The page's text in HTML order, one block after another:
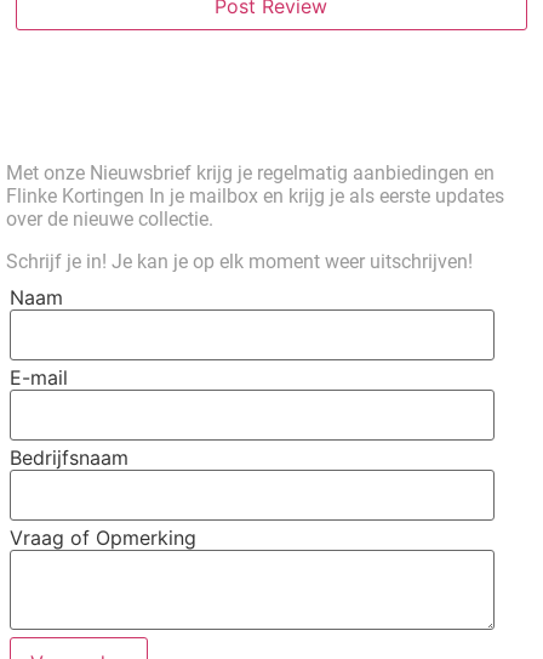
Met onze Nieuwsbrief krijg je regelmatig aanbiedingen en
Flinke Kortingen In je mailbox en krijg je als eerste updates
over de nieuwe collectie.
Schrijf je in! Je kan je op elk moment weer uitschrijven!
Naam
E-mail
Bedrijfsnaam
Vraag of Opmerking